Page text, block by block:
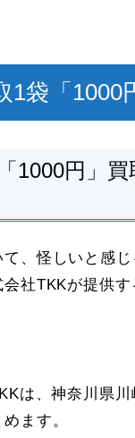
1袋「1000
1000円」
て、怪しいと感
社TKKが提供す
は、神奈川県
ます。